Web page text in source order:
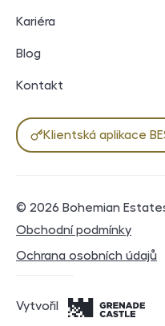
Kariéra
Blog
Kontakt
Klientská aplikace
© 2026 Bohemian
Právní dokumenty
Obchodní podmínky
Ochrana osobních údajů
Vytvořil